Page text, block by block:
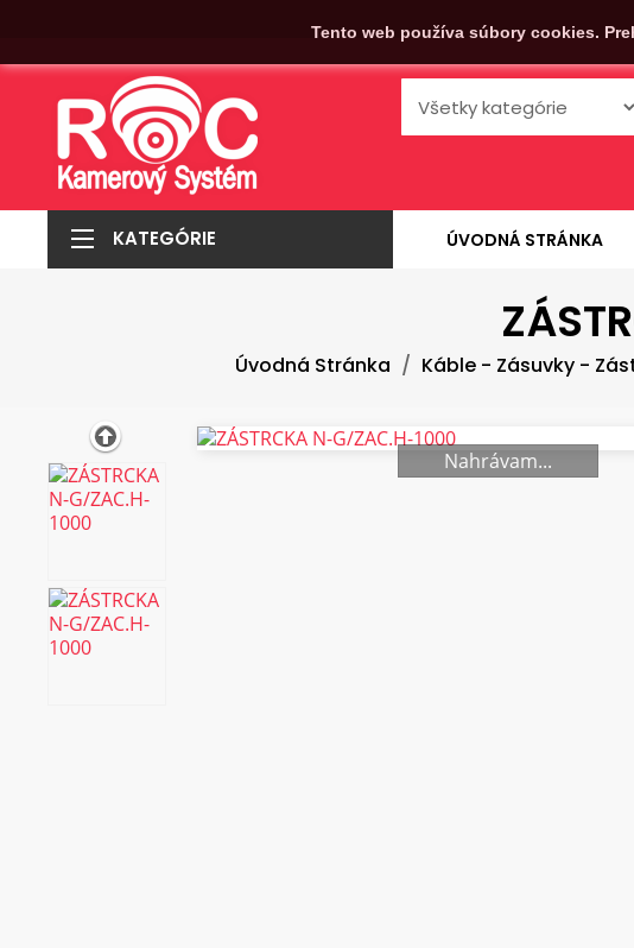
Tento web používa súbory cookies.
ÚVODNÁ STRÁNKA
KATEGÓRIE
Úvodná Stránka Káble - Zásuvky -
Nahrávam...